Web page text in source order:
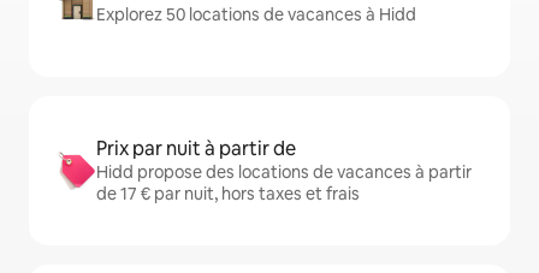
Explorez 50 locations de vacances à Hidd
Prix par nuit à partir de
Hidd propose des locations de vacances à partir
de 17 € par nuit, hors taxes et frais